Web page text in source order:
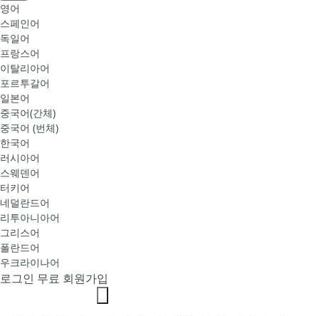
영어
스페인어
독일어
프랑스어
이탈리아어
포르투갈어
일본어
중국어(간체)
중국어 (번체)
한국어
러시아어
스웨덴어
터키어
네덜란드어
리투아니아어
그리스어
폴란드어
우크라이나어
로그인 무료 회원가입